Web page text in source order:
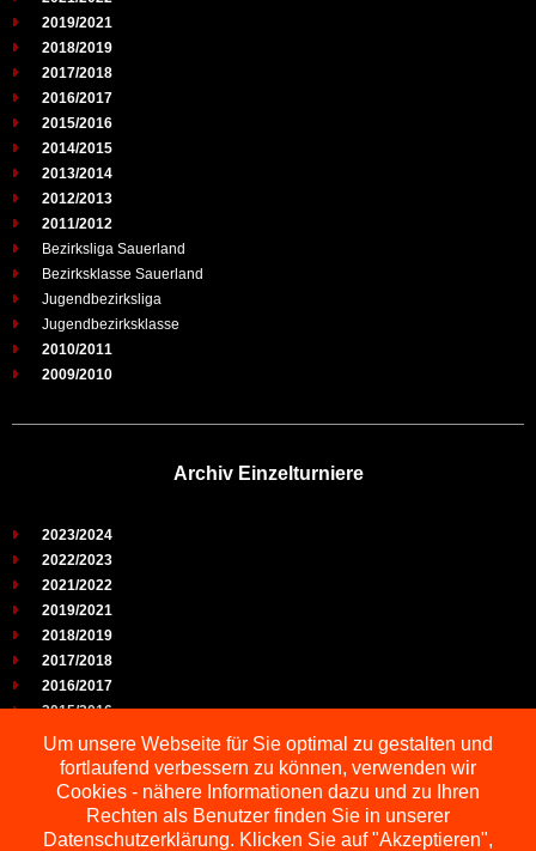
2019/2021
2018/2019
2017/2018
2016/2017
2015/2016
2014/2015
2013/2014
2012/2013
2011/2012
Bezirksliga Sauerland
Bezirksklasse Sauerland
Jugendbezirksliga
Jugendbezirksklasse
2010/2011
2009/2010
Archiv Einzelturniere
2023/2024
2022/2023
2021/2022
2019/2021
2018/2019
2017/2018
2016/2017
2015/2016
2014/2015
2013/2014
2012/2013
2011/2012
2010/2011
Um unsere Webseite für Sie optimal zu gestalten und
fortlaufend verbessern zu können, verwenden wir
Cookies - nähere Informationen dazu und zu Ihren
Rechten als Benutzer finden Sie in unserer
Datenschutzerklärung. Klicken Sie auf "Akzeptieren",